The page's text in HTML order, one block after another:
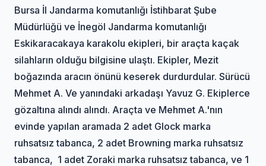
Bursa İl Jandarma komutanlığı İstihbarat Şube
Müdürlüğü ve İnegöl Jandarma komutanlığı
Eskikaracakaya karakolu ekipleri, bir araçta kaçak
silahların olduğu bilgisine ulaştı. Ekipler, Mezit
boğazında aracın önünü keserek durdurdular. Sürücü
Mehmet A. Ve yanındaki arkadaşı Yavuz G. Ekiplerce
gözaltına alındı alındı. Araçta ve Mehmet A.'nın
evinde yapılan aramada 2 adet Glock marka
ruhsatsız tabanca, 2 adet Browning marka ruhsatsız
tabanca, 1 adet Zoraki marka ruhsatsız tabanca, ve 1